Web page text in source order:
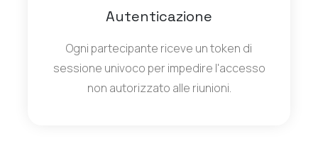
Autenticazione
Ogni partecipante riceve un token di
sessione univoco per impedire l'accesso
non autorizzato alle riunioni.